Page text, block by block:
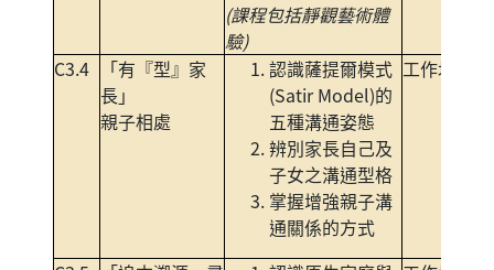
(課程包括靜觀藝術體
驗)
C3.4
「有『型』家
長」
親子相處
認識薩提爾模式
(Satir Model)的
五種溝通姿態
辨別家長自己及
子女之溝通型格
掌握增強親子溝
通關係的方式
工作坊